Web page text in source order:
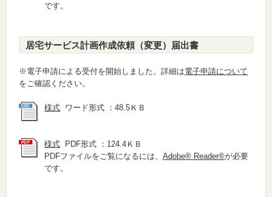
です。
居宅サービス計画作成依頼（変更）届出書
※電子申請による受付を開始しました。詳細は電子申請について
をご確認ください。
様式 ワード形式 ：48.5ＫＢ
様式 PDF形式 ：124.4ＫＢ
PDFファイルをご覧になるには、 Adobe® Reader®が必要
です。